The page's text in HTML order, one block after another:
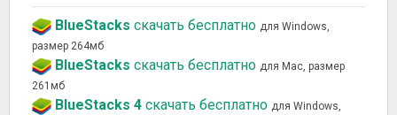
BlueStacks скачать бесплатно для Windows,
размер 264мб
BlueStacks скачать бесплатно для Mac, размер
261мб
BlueStacks 4 скачать бесплатно для Windows,